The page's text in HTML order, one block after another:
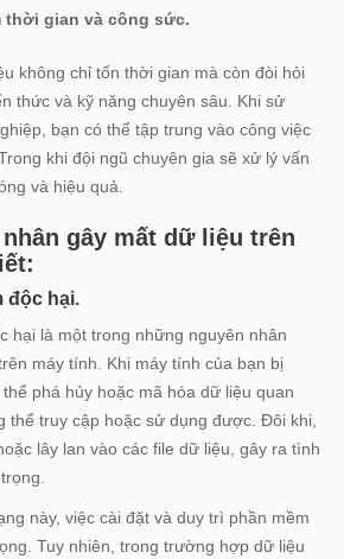
thời gian và công sức.
không chỉ tốn thời gian mà còn đòi hỏi
thức và kỹ năng chuyên sâu. Khi sử
bạn có thể tập trung vào công việc
khi đội ngũ chuyên gia sẽ xử lý vấn
và hiệu quả.
gây mất dữ liệu trên
độc hại.
hại là một trong những nguyên nhân
máy tính. Khi máy tính của bạn bị
phá hủy hoặc mã hóa dữ liệu quan
thể truy cập hoặc sử dụng được. Đôi khi,
lây lan vào các file dữ liệu, gây ra tình
này, việc cài đặt và duy trì phần mềm
Tuy nhiên, trong trường hợp dữ liệu